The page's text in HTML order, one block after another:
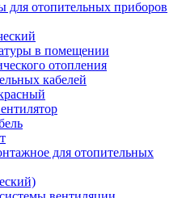
для отопительных приборов
в помещении
отопления
кабелей
для отопительных